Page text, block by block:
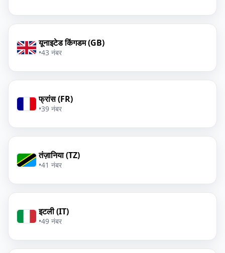
यूनाइटेड किंगडम (GB)
•43 नंबर
फ्रांस (FR)
•39 नंबर
तंज़ानिया (TZ)
•41 नंबर
इटली (IT)
•49 नंबर